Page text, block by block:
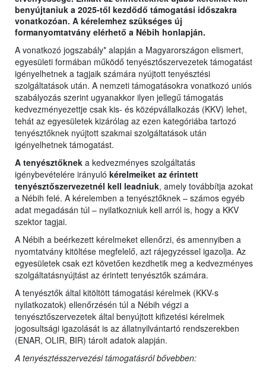
benyújtaniuk a 2025-től kezdődő támogatási időszakra
vonatkozóan. A kérelemhez szükséges új
formanyomtatvány elérhető a Nébih honlapján.
A vonatkozó jogszabály* alapján a Magyarországon elismert,
egyesületi formában működő tenyésztőszervezetek támogatást
igényelhetnek a tagjaik számára nyújtott tenyésztési
szolgáltatások után. A nemzeti támogatásokra vonatkozó uniós
szabályozás szerint ugyanakkor ilyen jellegű támogatás
kedvezményezettje csak kis- és középvállalkozás (KKV) lehet,
tehát az egyesületek kizárólag az ezen kategóriába tartozó
tenyésztőknek nyújtott szakmai szolgáltatások után
igényelhetnek támogatást.
A tenyésztőknek a kedvezményes szolgáltatás
igénybevételére irányuló kérelmeiket az érintett
tenyésztőszervezetnél kell leadniuk, amely továbbítja azokat
a Nébih felé. A kérelemben a tenyésztőknek – számos egyéb
adat megadásán túl – nyilatkozniuk kell arról is, hogy a KKV
szektor tagjai.
A Nébih a beérkezett kérelmeket ellenőrzi, és amennyiben a
nyomtatvány kitöltése megfelelő, azt rájegyzéssel igazolja. Az
egyesületek csak ezt követően kezdhetik meg a kedvezményes
szolgáltatásnyújtást az érintett tenyésztők számára.
A tenyésztők által kitöltött támogatási kérelmek (KKV-s
nyilatkozatok) ellenőrzésén túl a Nébih végzi a
tenyésztőszervezetek által benyújtott kifizetési kérelmek
jogosultsági igazolását is az állatnyilvántartó rendszerekben
(ENAR, OLIR, BIR) tárolt adatok alapján.
A tenyésztésszervezési támogatásról bővebben: